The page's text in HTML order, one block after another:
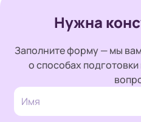
Нужна
Заполните форму — мы
о способах